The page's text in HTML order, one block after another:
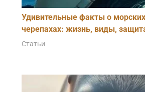
Удивительные факты о морских
черепахах: жизнь, виды,
Статьи